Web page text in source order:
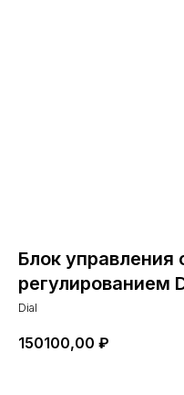
Блок управления
регулированием
Dial
150100,00 ₽